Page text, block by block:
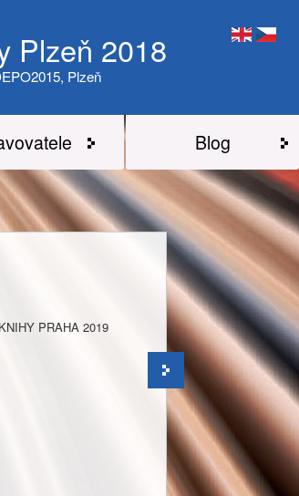
Plzeň 2018
Plzeň
Blog
PRAHA 2019